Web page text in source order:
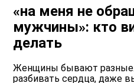
«на меня не
мужчины»: кто
делать
Женщины бывают
разбивать сердца, даже